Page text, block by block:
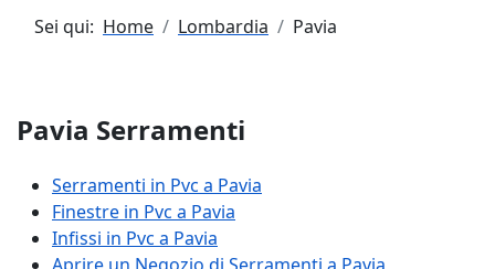
Sei qui: Home Lombardia Pavia
Pavia Serramenti
Serramenti in Pvc a Pavia
Finestre in Pvc a Pavia
Infissi in Pvc a Pavia